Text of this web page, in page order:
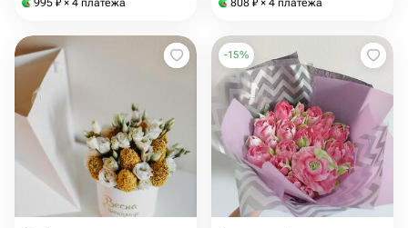
995 ₽ × 4 платежа 808 ₽ × 4 платежа
-15%